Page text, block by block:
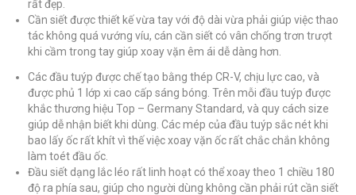
rất đẹp.
Cần siết được thiết kế vừa tay với độ dài vừa phải giúp việc thao
tác không quá vướng víu, cán cần siết có vân chống trơn trượt
khi cầm trong tay giúp xoay vặn êm ái dễ dàng hơn.
Các đầu tuýp được chế tạo bằng thép CR-V, chịu lực cao, và
được phủ 1 lớp xi cao cấp sáng bóng. Trên mỗi đầu tuýp được
khắc thương hiệu Top – Germany Standard, và quy cách size
giúp dễ nhận biết khi dùng. Các mép của đầu tuýp sắc nét khi
bao lấy ốc rất khít vì thế việc xoay vặn ốc rất chắc chắn không
làm toét đầu ốc.
Đầu siết dạng lắc léo rất linh hoạt có thể xoay theo 1 chiều 180
độ ra phía sau, giúp cho người dùng không cần phải rút cần siết